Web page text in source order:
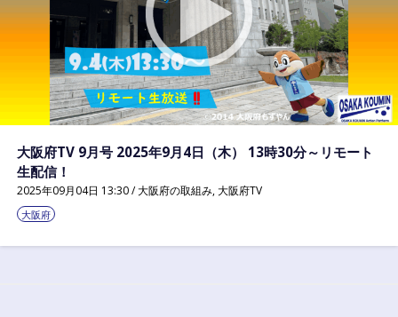
大阪府TV 9月号 2025年9月4日（木） 13時30分～リモート
生配信！
2025年09月04日 13:30 /大阪府の取組み,大阪府TV
大阪府